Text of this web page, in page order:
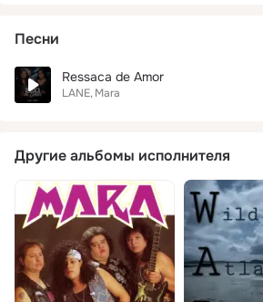
Песни
Ressaca de Amor
LANE Mara
Другие альбомы исполнителя